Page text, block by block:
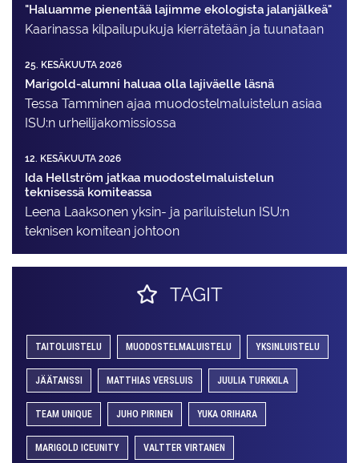
"Haluamme pienentää lajimme ekologista jalanjälkeä"
Kaarinassa kilpailupukuja kierrätetään ja tuunataan
25. KESÄKUUTA 2026
Marigold-alumni haluaa olla lajiväelle läsnä
Tessa Tamminen ajaa muodostelma­luistelun asiaa
ISU:n urheilija­komissiossa
12. KESÄKUUTA 2026
Ida Hellström jatkaa muodostelmaluistelun
teknisessä komiteassa
Leena Laaksonen yksin- ja pariluistelun ISU:n
teknisen komitean johtoon
TAGIT
TAITOLUISTELU MUODOSTELMALUISTELU YKSINLUISTELU
JÄÄTANSSI MATTHIAS VERSLUIS JUULIA TURKKILA
TEAM UNIQUE JUHO PIRINEN YUKA ORIHARA
MARIGOLD ICEUNITY VALTTER VIRTANEN